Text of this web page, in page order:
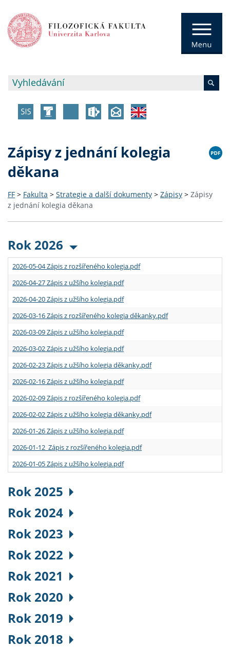
Zápisy z jednání kolegia
děkana
FF > Fakulta > Strategie a další dokumenty > Zápisy > Zápisy
z jednání kolegia děkana
Rok 2026
2026-05-04 Zápis z rozšířeného kolegia.pdf
2026-04-27 Zápis z užšího kolegia.pdf
2026-04-20 Zápis z užšího kolegia.pdf
2026-03-16 Zápis z rozšířeného kolegia děkanky.pdf
2026-03-09 Zápis z užšího kolegia.pdf
2026-03-02 Zápis z užšího kolegia.pdf
2026-02-23 Zápis z užšího kolegia děkanky.pdf
2026-02-16 Zápis z užšího kolegia.pdf
2026-02-09 Zápis z rozšířeného kolegia.pdf
2026-02-02 Zápis z užšího kolegia děkanky.pdf
2026-01-26 Zápis z užšího kolegia.pdf
2026-01-12 Zápis z rozšířeného kolegia.pdf
2026-01-05 Zápis z užšího kolegia.pdf
Rok 2025
Rok 2024
Rok 2023
Rok 2022
Rok 2021
Rok 2020
Rok 2019
Rok 2018